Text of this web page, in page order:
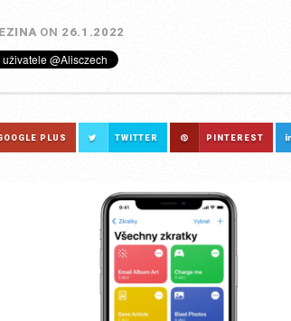
ON 26.1.2022
PLUS TWITTER PINTEREST